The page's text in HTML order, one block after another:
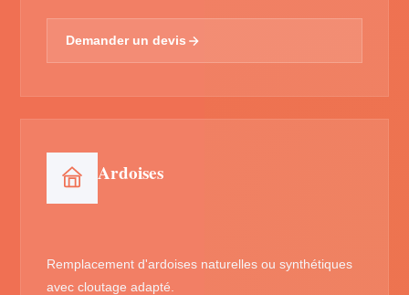
Demander un devis
Ardoises
Remplacement d'ardoises naturelles ou synthétiques
avec cloutage adapté.